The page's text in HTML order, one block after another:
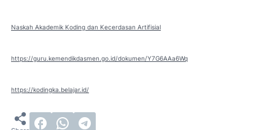
Naskah Akademik Koding dan Kecerdasan Artifisial
https://guru.kemendikdasmen.go.id/dokumen/Y7G6AAa6Wq
https://kodingka.belajar.id/